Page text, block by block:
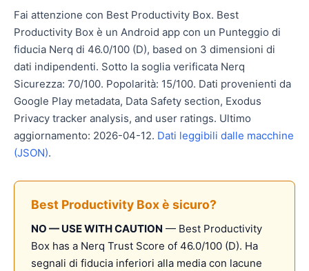
Fai attenzione con Best Productivity Box. Best
Productivity Box è un Android app con un Punteggio di
fiducia Nerq di 46.0/100 (D), based on 3 dimensioni di
dati indipendenti. Sotto la soglia verificata Nerq
Sicurezza: 70/100. Popolarità: 15/100. Dati provenienti da
Google Play metadata, Data Safety section, Exodus
Privacy tracker analysis, and user ratings. Ultimo
aggiornamento: 2026-04-12. Dati leggibili dalle macchine
(JSON).
Best Productivity Box è sicuro?
NO — USE WITH CAUTION — Best Productivity
Box has a Nerq Trust Score of 46.0/100 (D). Ha
segnali di fiducia inferiori alla media con lacune